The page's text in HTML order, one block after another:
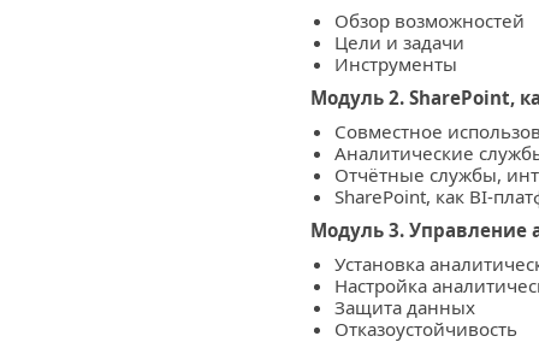
Обзор возможностей
Цели и задачи
Инструменты
Модуль 2. SharePoint,
Совместное
Аналитические
Отчётные службы,
SharePoint, как BI-
Модуль 3.
Установка
Настройка
Защита данных
Отказоустойчивость